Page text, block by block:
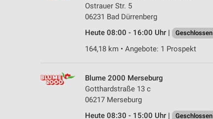
Ostrauer Str. 5
06231 Bad Dürrenberg
Heute 08:00 - 16:00 Uhr |
Geschlossen
164,18 km • Angebote: 1 Prospekt
Blume 2000 Merseburg
Gotthardstraße 13 c
06217 Merseburg
Heute 08:30 - 15:00 Uhr |
Geschlossen